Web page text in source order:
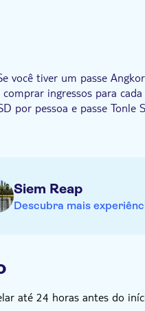
você tiver um passe
ingressos para
por pessoa e passe Tonle
Siem Reap
Descubra mais
até 24 horas antes do